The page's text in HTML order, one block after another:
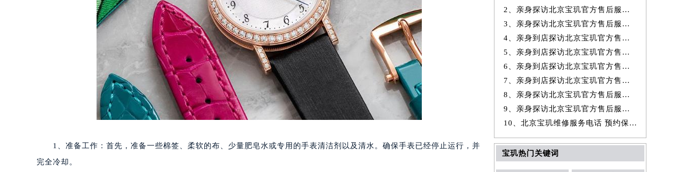
1、准备工作：首先，准备一些棉签、柔软的布、少量肥皂水或专用的手表清洁剂以及清水。确保手表已经停止运行，并
完全冷却。
2、亲身探访北京宝玑官方售后服务中心｜电话和完整地址（2026年7月最新）
3、亲身探访北京宝玑官方售后服务中心｜地址与24小时客服电话（2026年7
4、亲身到店探访北京宝玑官方售后服务中心｜完整网点地址与热线（2026年
5、亲身到店探访北京宝玑官方售后服务中心｜网点地址与客服电话（2026年
6、亲身到店探访北京宝玑官方售后服务中心｜最新官方热线和24小时维修
7、亲身到店探访北京宝玑官方售后服务中心｜全新地址与官方电话（2026年
8、亲身探访北京宝玑官方售后服务中心｜官方热线与门店地址（2026年7月
9、亲身探访北京宝玑官方售后服务中心｜详细网点地址与售后服务电话（20
10、北京宝玑维修服务电话 预约保养售后服务中心权威公示（2026年7月最
宝玑热门关键词